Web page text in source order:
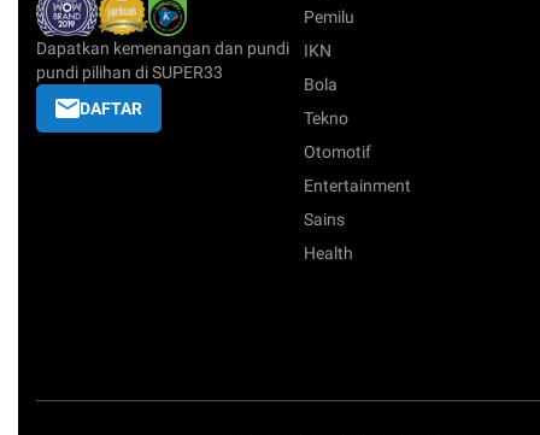
Dapatkan kemenangan dan pundi
pundi pilihan di SUPER33
DAFTAR
Pemilu
IKN
Bola
Tekno
Otomotif
Entertainment
Sains
Health